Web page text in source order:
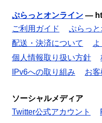
ぷらっとオンライン —
ご利用ガイド
ぷらっ
配送・決済について
個人情報取り扱い方針
IPv6への取り組み
お
ソーシャルメディア
Twitter公式アカウント